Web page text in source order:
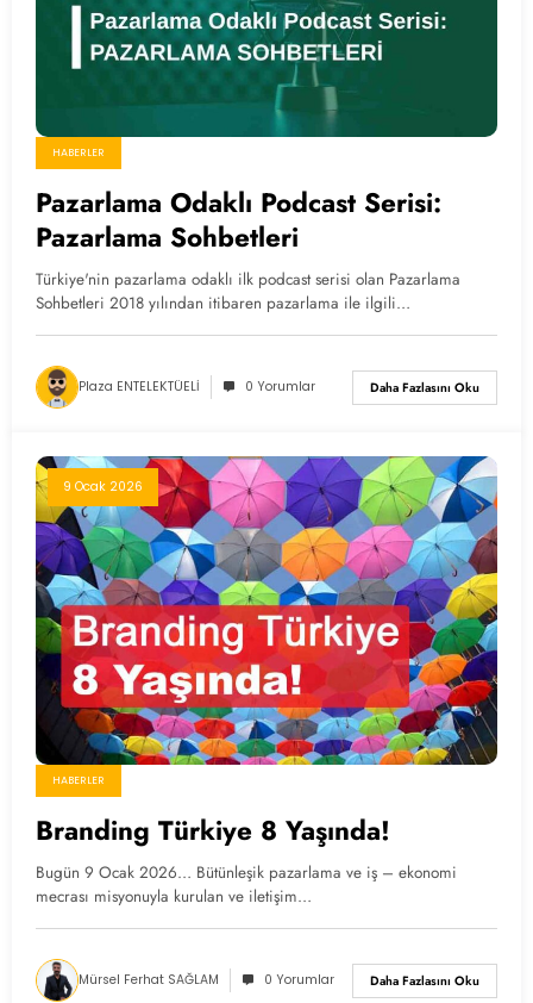
HABERLER
Pazarlama Odaklı Podcast Serisi:
Pazarlama Sohbetleri
Türkiye'nin pazarlama odaklı ilk podcast serisi olan Pazarlama
Sohbetleri 2018 yılından itibaren pazarlama ile ilgili…
Plaza ENTELEKTÜELİ 0 Yorumlar Daha Fazlasını Oku
9 Ocak 2026
HABERLER
Branding Türkiye 8 Yaşında!
Bugün 9 Ocak 2026… Bütünleşik pazarlama ve iş – ekonomi
mecrası misyonuyla kurulan ve iletişim…
Mürsel Ferhat SAĞLAM 0 Yorumlar Daha Fazlasını Oku